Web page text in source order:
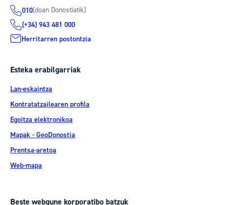
010(doan Donostiatik)
(+34) 943 481 000
Herritarren postontzia
Esteka erabilgarriak
Lan-eskaintza
Kontratatzailearen profila
Egoitza elektronikoa
Mapak - GeoDonostia
Prentsa-aretoa
Web-mapa
Beste webgune korporatibo batzuk